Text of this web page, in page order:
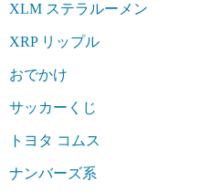
XLM ステラルーメン
XRP リップル
おでかけ
サッカーくじ
トヨタ コムス
ナンバーズ系